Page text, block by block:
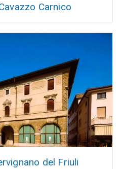
Carnico
del Friuli